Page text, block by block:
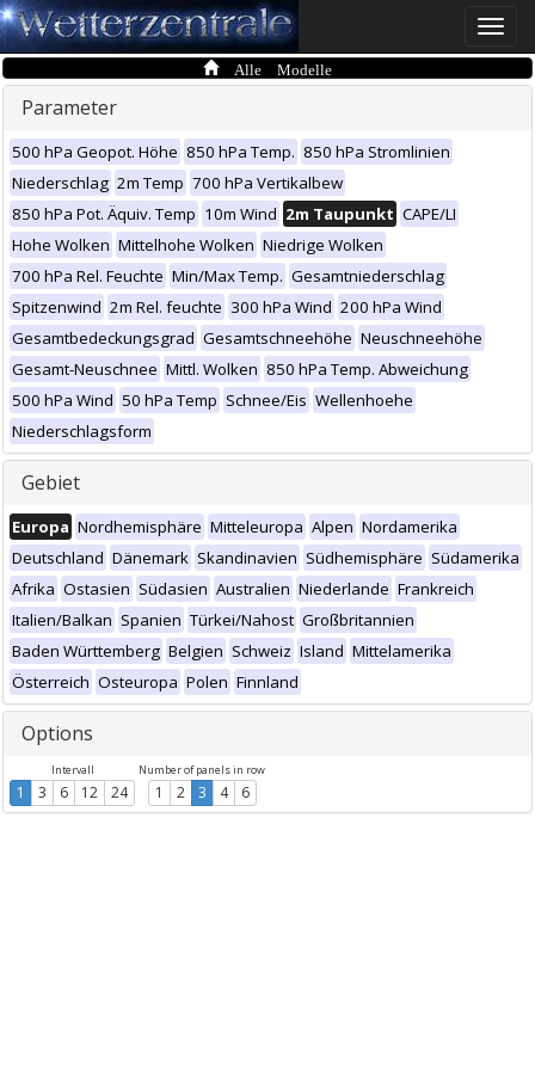
Toggle
Alle Modelle
Parameter
500 hPa Geopot. Höhe 850 hPa Temp. 850 hPa Stromlinien
Niederschlag 2m Temp 700 hPa Vertikalbew
850 hPa Pot. Äquiv. Temp 10m Wind 2m Taupunkt CAPE/LI
Hohe Wolken Mittelhohe Wolken Niedrige Wolken
700 hPa Rel. Feuchte Min/Max Temp. Gesamtniederschlag
Spitzenwind 2m Rel. feuchte 300 hPa Wind 200 hPa Wind
Gesamtbedeckungsgrad Gesamtschneehöhe Neuschneehöhe
Gesamt-Neuschnee Mittl. Wolken 850 hPa Temp. Abweichung
500 hPa Wind 50 hPa Temp Schnee/Eis Wellenhoehe
Niederschlagsform
Gebiet
Europa Nordhemisphäre Mitteleuropa Alpen Nordamerika
Deutschland Dänemark Skandinavien Südhemisphäre Südamerika
Afrika Ostasien Südasien Australien Niederlande Frankreich
Italien/Balkan Spanien Türkei/Nahost Großbritannien
Baden Württemberg Belgien Schweiz Island Mittelamerika
Österreich Osteuropa Polen Finnland
Options
Intervall
1 3 6 12 24
Number of panels in row
1 2 3 4 6